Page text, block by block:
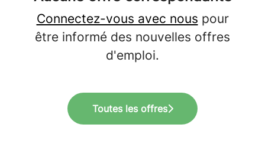
Connectez-vous avec nous pour
être informé des nouvelles offres
d'emploi.
Toutes les offres